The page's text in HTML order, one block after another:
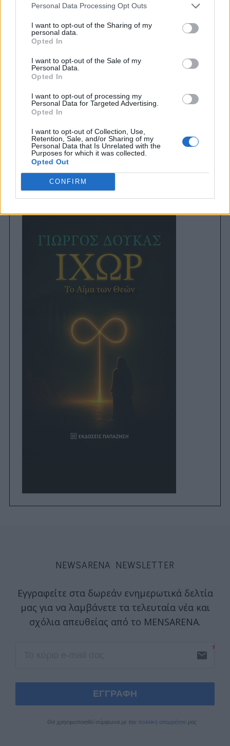
Personal Data Processing Opt Outs
I want to opt-out of the Sharing of my
personal data.
Opted In
I want to opt-out of the Sale of my
Personal Data.
Opted In
I want to opt-out of processing my
Personal Data for Targeted Advertising.
Opted In
I want to opt-out of Collection, Use,
Retention, Sale, and/or Sharing of my
Personal Data that Is Unrelated with the
Purposes for which it was collected.
Opted Out
CONFIRM
Previous article
Το πανέμορφο penthouse με απαράμιλλη θέα
του επιλογή!
NEWSARENA NEWSLETTER
Εγγραφείτε στα δωρεάν ενημερωτικά δελτία
μας για να λαμβάνετε τα τελευταία νέα και
σχόλια απευθείας από το MENSARENA.
email
ΕΓΓΡΑΦΗ
Θα χρησιμοποιηθεί σύμφωνα με την πολιτική απορρήτου μας